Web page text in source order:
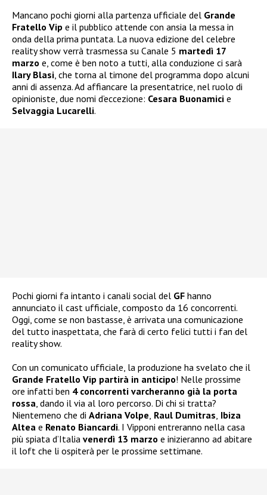
Mancano pochi giorni alla partenza ufficiale del Grande
Fratello Vip e il pubblico attende con ansia la messa in
onda della prima puntata. La nuova edizione del celebre
reality show verrà trasmessa su Canale 5 martedì 17
marzo e, come è ben noto a tutti, alla conduzione ci sarà
Ilary Blasi , che torna al timone del programma dopo alcuni
anni di assenza. Ad affiancare la presentatrice, nel ruolo di
opinioniste, due nomi d’eccezione: Cesara Buonamici e
Selvaggia Lucarelli.
Pochi giorni fa intanto i canali social del GF hanno
annunciato il cast ufficiale, composto da 16 concorrenti.
Oggi, come se non bastasse, è arrivata una comunicazione
del tutto inaspettata, che farà di certo felici tutti i fan del
reality show.
Con un comunicato ufficiale, la produzione ha svelato che il
Grande Fratello Vip partirà in anticipo! Nelle prossime
ore infatti ben 4 concorrenti varcheranno già la porta
rossa , dando il via al loro percorso. Di chi si tratta?
Nientemeno che di Adriana Volpe Raul Dumitras Ibiza
Altea e Renato Biancardi. I Vipponi entreranno nella casa
più spiata d’Italia venerdì 13 marzo e inizieranno ad abitare
il loft che li ospiterà per le prossime settimane.